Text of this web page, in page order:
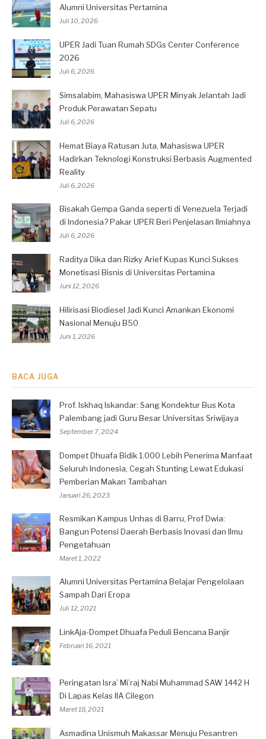
Alumni Universitas Pertamina
Juli 10, 2026
UPER Jadi Tuan Rumah SDGs Center Conference
2026
Juli 6, 2026
Simsalabim, Mahasiswa UPER Minyak Jelantah Jadi
Produk Perawatan Sepatu
Juli 6, 2026
Hemat Biaya Ratusan Juta, Mahasiswa UPER
Hadirkan Teknologi Konstruksi Berbasis Augmented
Reality
Juli 6, 2026
Bisakah Gempa Ganda seperti di Venezuela Terjadi
di Indonesia? Pakar UPER Beri Penjelasan Ilmiahnya
Juli 6, 2026
Raditya Dika dan Rizky Arief Kupas Kunci Sukses
Monetisasi Bisnis di Universitas Pertamina
Juni 12, 2026
Hilirisasi Biodiesel Jadi Kunci Amankan Ekonomi
Nasional Menuju B50
Juni 1, 2026
BACA JUGA
Prof. Iskhaq Iskandar: Sang Kondektur Bus Kota
Palembang jadi Guru Besar Universitas Sriwijaya
September 7, 2024
Dompet Dhuafa Bidik 1.000 Lebih Penerima Manfaat
Seluruh Indonesia, Cegah Stunting Lewat Edukasi
Pemberian Makan Tambahan
Januari 26, 2023
Resmikan Kampus Unhas di Barru, Prof Dwia:
Bangun Potensi Daerah Berbasis Inovasi dan Ilmu
Pengetahuan
Maret 1, 2022
Alumni Universitas Pertamina Belajar Pengelolaan
Sampah Dari Eropa
Juli 12, 2021
LinkAja-Dompet Dhuafa Peduli Bencana Banjir
Februari 16, 2021
Peringatan Isra’ Mi’raj Nabi Muhammad SAW 1442 H
Di Lapas Kelas IIA Cilegon
Maret 18, 2021
Asmadina Unismuh Makassar Menuju Pesantren